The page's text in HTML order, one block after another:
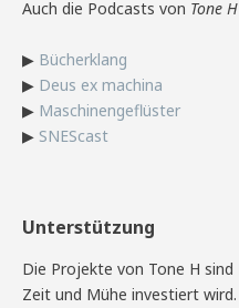
Auch die Podcasts von Tone H
▶ Bücherklang
▶ Deus ex machina
▶ Maschinengeflüster
▶ SNEScast
Unterstützung
Die Projekte von Tone H
Zeit und Mühe investiert